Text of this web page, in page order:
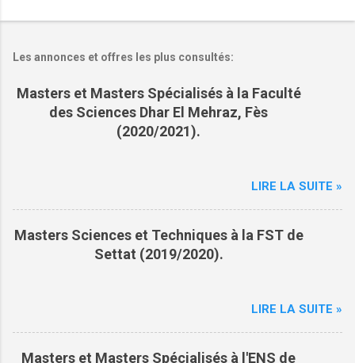
Les annonces et offres les plus consultés:
Masters et Masters Spécialisés à la Faculté
des Sciences Dhar El Mehraz, Fès
(2020/2021).
LIRE LA SUITE »
Masters Sciences et Techniques à la FST de
Settat (2019/2020).
LIRE LA SUITE »
Masters et Masters Spécialisés à l'ENS de